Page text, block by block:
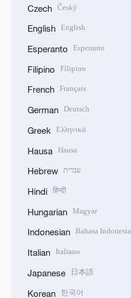
Czech Český
English English
Esperanto Esperanto
Filipino Filipino
French Français
German Deutsch
Greek Ελληνικά
Hausa Hausa
Hebrew עברית
Hindi हिन्दी
Hungarian Magyar
Indonesian Bahasa Indonesia
Italian Italiano
Japanese 日本語
Korean 한국어